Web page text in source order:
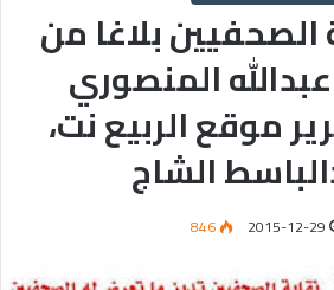
الصحفيين بلاغا من
المنصوري
موقع الربيع نت،
الشاج
2015-12-29
846